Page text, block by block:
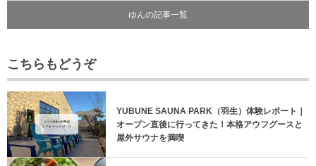
ゆんの記事一覧
こちらもどうぞ
YUBUNE SAUNA PARK（羽生）体験レポート｜
オープン直後に行ってきた！本格アウフグースと
屋外サウナを満喫